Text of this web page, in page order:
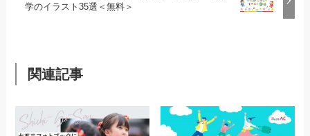
学のイラスト35選＜無料＞
関連記事